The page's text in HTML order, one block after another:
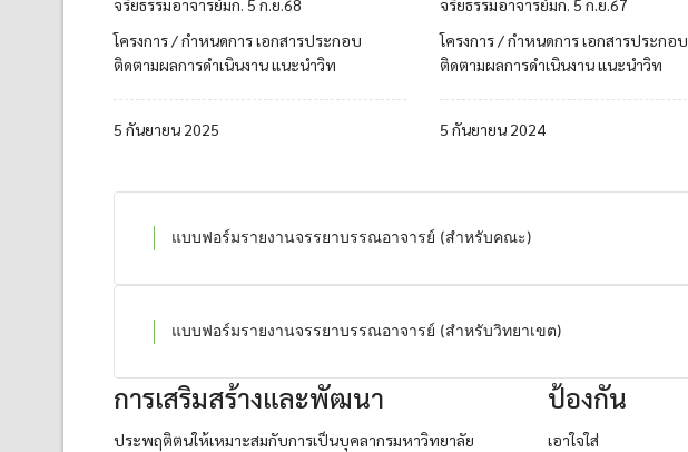
จริยธรรมอาจารย์มก. 5 ก.ย.68
โครงการ / กำหนดการ เอกสารประกอบ
ติดตามผลการดำเนินงาน แนะนำวิท
5 กันยายน 2025
จริยธรรมอาจารย์มก. 5 ก.ย.67
โครงการ / กำหนดการ เอกสารประกอบ
ติดตามผลการดำเนินงาน แนะนำวิท
5 กันยายน 2024
แบบฟอร์มรายงานจรรยาบรรณอาจารย์ (สำหรับคณะ)
แบบฟอร์มรายงานจรรยาบรรณอาจารย์ (สำหรับวิทยาเขต)
การเสริมสร้างและพัฒนา
ประพฤติตนให้เหมาะสมกับการเป็นบุคลากรมหาวิทยาลัย
ป้องกัน
เอาใจใส่